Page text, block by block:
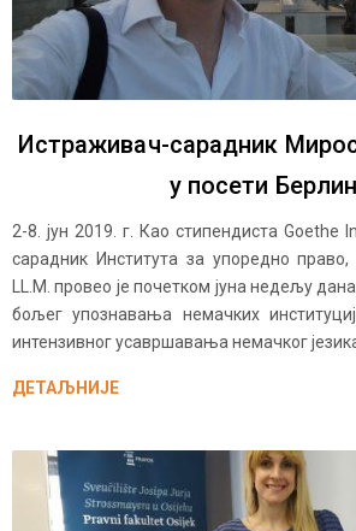
Истраживач-сарадник
у посети
2-8. јун 2019. г. Као стипендиста Goethe
сарадник Института за упоредно
LL.M. провео је почетком јуна недељу
бољег упознавања немачких
интензивног усавршавања немачког
ДЕТАЉНИЈЕ